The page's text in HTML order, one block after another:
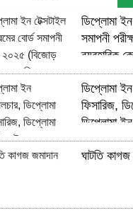
ডিপ্লোমা ইন
সমাপনী
ব্যবহারিক
ডিপ্লোমা
ফিসারিজ,
ডিপ্লোমা ইন
সমাপনী
ব্যবহারিক
ঘাটতি কাগজ